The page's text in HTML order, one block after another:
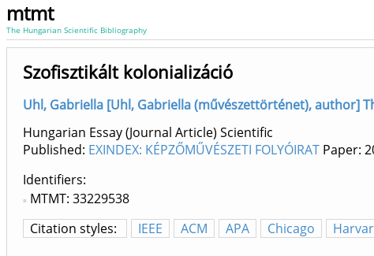
mtmt
The Hungarian Scientific Bibliography
Szofisztikált kolonializáció
Uhl, Gabriella [Uhl, Gabriella (művészettörténet), author]
Hungarian Essay (Journal Article) Scientific
Published: EXINDEX: KÉPZŐMŰVÉSZETI FOLYÓIRAT Paper:
Identifiers
MTMT: 33229538
Citation styles:
IEEE ACM APA Chicago